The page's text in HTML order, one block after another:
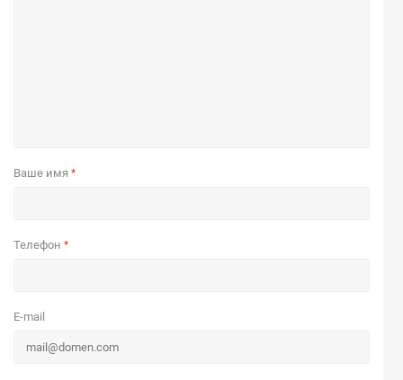
Ваше имя *
Телефон *
E-mail